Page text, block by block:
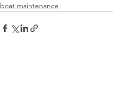
boat maintenance